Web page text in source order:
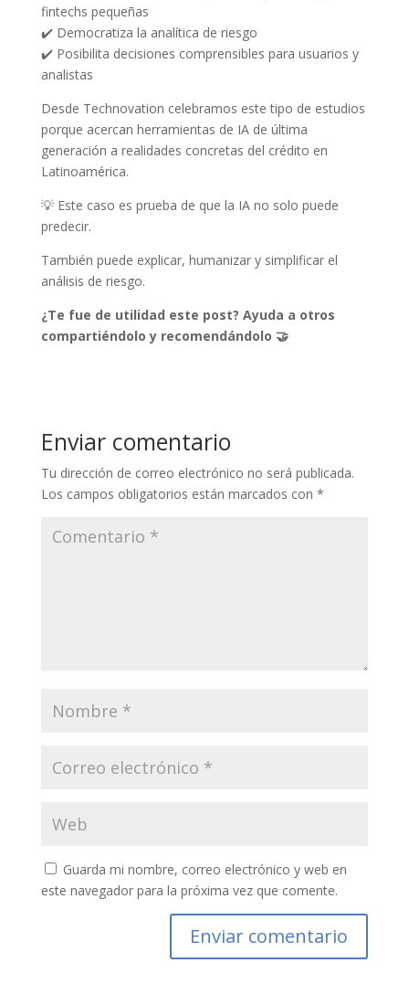
fintechs pequeñas
✔️ Democratiza la analítica de riesgo
✔️ Posibilita decisiones comprensibles para usuarios y
analistas
Desde Technovation celebramos este tipo de estudios
porque acercan herramientas de IA de última
generación a realidades concretas del crédito en
Latinoamérica.
💡 Este caso es prueba de que la IA no solo puede
predecir.
También puede explicar, humanizar y simplificar el
análisis de riesgo.
¿Te fue de utilidad este post? Ayuda a otros
compartiéndolo y recomendándolo 🤝
Enviar comentario
Tu dirección de correo electrónico no será publicada.
Los campos obligatorios están marcados con *
Guarda mi nombre, correo electrónico y web en
este navegador para la próxima vez que comente.